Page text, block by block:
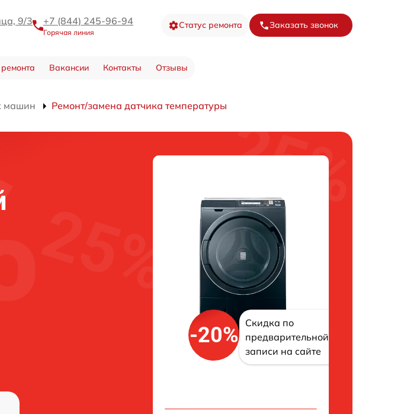
9/3 +7 (844) 245-96-94
Горячая линия
Статус ремонта Заказать звонок
Вакансии Контакты Отзывы
машин Ремонт/замена датчика температуры
-20%
Скидка по
предварительной
записи на сайте